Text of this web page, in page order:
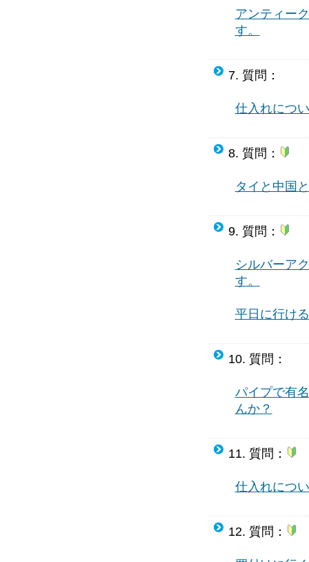
アンティー
す。
7. 質問：
仕入れにつ
8. 質問：
タイと中国
9. 質問：
シルバーア
す。
平日に行け
10. 質問：
パイプで有
んか？
11. 質問：
仕入れにつ
12. 質問：